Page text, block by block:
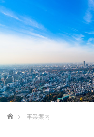
ホーム 事業案内